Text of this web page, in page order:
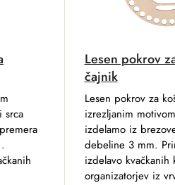
srca
Lesen pokrov
čajnik
Lesen pokrov za
izrezljanim
izdelamo iz
debeline 3 mm.
izdelavo kvačkanih
organizatorjev iz